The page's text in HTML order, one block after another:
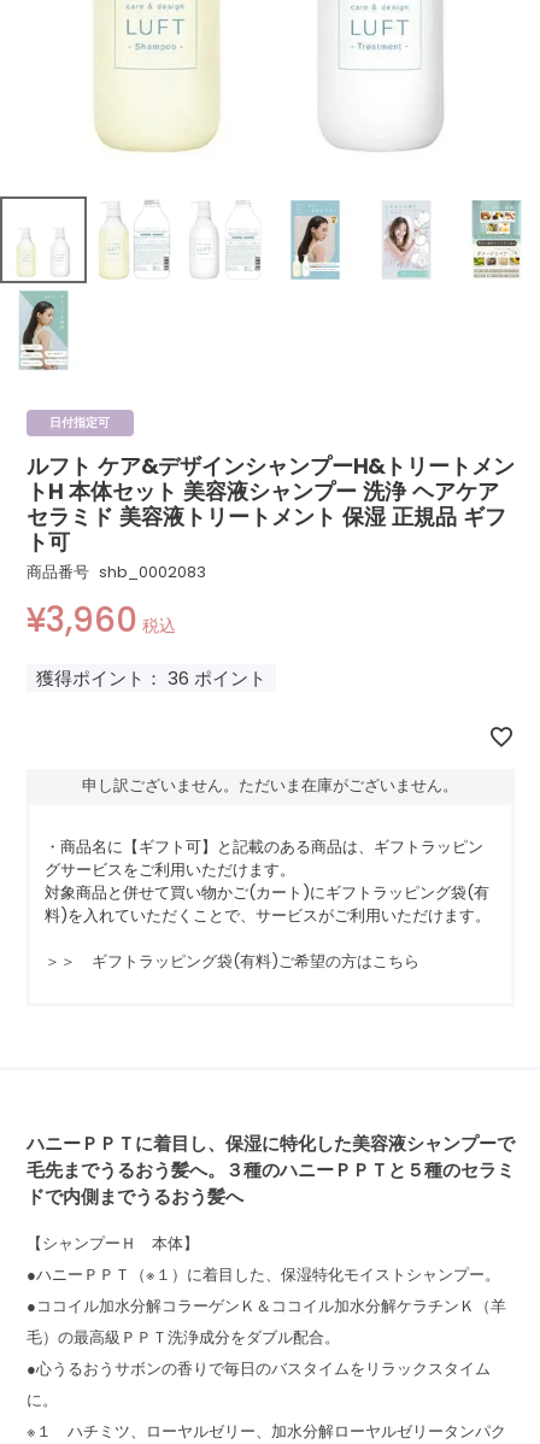
日付指定可
ルフト ケア&デザインシャンプーH&トリートメン
トH 本体セット 美容液シャンプー 洗浄 ヘアケア
セラミド 美容液トリートメント 保湿 正規品 ギフ
ト可
商品番号 shb_0002083
¥3,960 税込
獲得ポイント： 36 ポイント
申し訳ございません。ただいま在庫がございません。
・商品名に【ギフト可】と記載のある商品は、ギフトラッピン
グサービスをご利用いただけます。
対象商品と併せて買い物かご(カート)にギフトラッピング袋(有
料)を入れていただくことで、サービスがご利用いただけます。
＞＞ ギフトラッピング袋(有料)ご希望の方はこちら
ハニーＰＰＴに着目し、保湿に特化した美容液シャンプーで
毛先までうるおう髪へ。３種のハニーＰＰＴと５種のセラミ
ドで内側までうるおう髪へ
【シャンプーＨ 本体】
●ハニーＰＰＴ（※１）に着目した、保湿特化モイストシャンプー。
●ココイル加水分解コラーゲンＫ＆ココイル加水分解ケラチンＫ（羊
毛）の最高級ＰＰＴ洗浄成分をダブル配合。
●心うるおうサボンの香りで毎日のバスタイムをリラックスタイム
に。
※１ ハチミツ、ローヤルゼリー、加水分解ローヤルゼリータンパク